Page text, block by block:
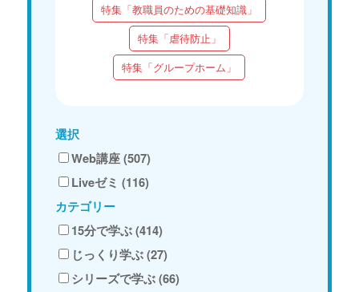
特集「教職員のための基礎知識」
特集「虐待防止」
特集「グループホーム」
選択
Web講座 (507)
Liveゼミ (116)
カテゴリー
15分で学ぶ (414)
じっくり学ぶ (27)
シリーズで学ぶ (66)